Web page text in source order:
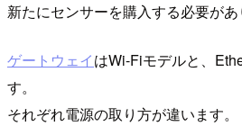
新たにセンサーを購入する必要があ
ゲートウェイはWi-Fiモデルと、
す。
それぞれ電源の取り方が違います。